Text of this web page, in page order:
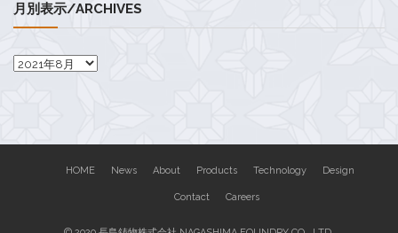
月別表示/ARCHIVES
月
HOME News About Products Technology Design
Contact Careers